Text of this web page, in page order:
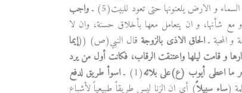
و الارض يلعنونها حتى تعود للبيت(5) ـ
واجب
شأنها، و ان يتعامل معها بأخلاق حسنة، وان لا
و المحبة ـالحاق الاذى بالزوجةقال النبي(ص) ((إيما
و قامت ليلها واعتنقت الرقاب، فكانت أول من يرد
ما اعطى أيوب (ع)على بلائه(1) ـ
اسوأ طريق لدفع
(ساء سبيلاً) أي ان الزنا ليس طريقاً طبيعياً لأشباع